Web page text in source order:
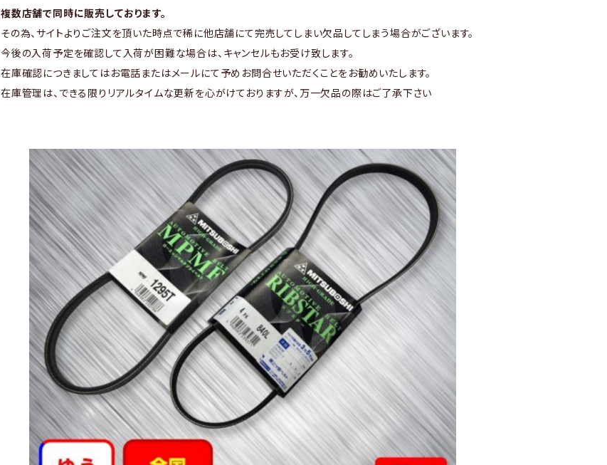
複数店舗で同時に販売しております。
その為、サイトよりご注文を頂いた時点で稀に他店舗にて完売してしまい欠品してしまう場合がございます。
今後の入荷予定を確認して入荷が困難な場合は、キャンセルもお受け致します。
在庫確認につきましてはお電話またはメールにて予めお問合せいただくことをお勧めいたします。
在庫管理は、できる限りリアルタイムな更新を心がけておりますが、万一欠品の際はご了承下さい